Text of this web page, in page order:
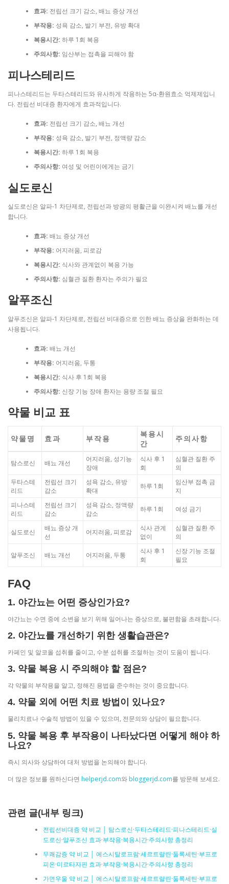
효과: 전립선 크기 감소, 배뇨 증상 개선
부작용: 성욕 감소, 발기 부전, 유방 확대
복용시간: 하루 1회 복용
주의사항: 임산부는 접촉을 피해야 함
피나스테리드
피나스테리드는 두타스테리드와 유사하게 작용하는 5α-환원효소 억제제입니
다. 전립선 비대증 환자에게 효과적입니다.
효과: 전립선 크기 감소, 배뇨 개선
부작용: 성욕 감소, 발기 부전, 정액량 감소
복용시간: 하루 1회 복용
주의사항: 여성 및 어린이에게는 금기
실도로신
실도로신은 알파-1 차단제로, 전립선과 방광의 평활근을 이완시켜 배뇨를 개선
합니다.
효과: 배뇨 증상 개선
부작용: 어지러움, 피로감
복용시간: 식사와 관계없이 복용 가능
주의사항: 심혈관 질환 환자는 주의가 필요
알푸조신
알푸조신은 알파-1 차단제로, 전립선 비대증으로 인한 배뇨 증상을 완화하는 데
사용됩니다.
효과: 배뇨 개선
부작용: 어지러움, 두통
복용시간: 식사 후 1회 복용
주의사항: 신장 기능 장애 환자는 용량 조절 필요
약물 비교 표
약물명 효과 부작용
복용시
간
주의사항
탐스로신 배뇨 개선
어지러움, 성기능
장애
식사 후 1
회
심혈관 질환 주
의
두타스테
리드
전립선 크기
감소
성욕 감소, 유방
확대
하루 1회
임산부 접촉 금
지
피나스테
리드
전립선 크기
감소
성욕 감소, 정액량
감소
하루 1회 여성 금기
실도로신
배뇨 증상 개
선
어지러움, 피로감
식사 관계
없이
심혈관 질환 주
의
알푸조신 배뇨 개선 어지러움, 두통
식사 후 1
회
신장 기능 조절
필요
FAQ
1. 야간뇨는 어떤 증상인가요?
야간뇨는 수면 중에 소변을 보기 위해 일어나는 증상으로, 불편함을 초래합니다.
2. 야간뇨를 개선하기 위한 생활습관은?
카페인 및 알코올 섭취를 줄이고, 수분 섭취를 조절하는 것이 도움이 됩니다.
3. 약물 복용 시 주의해야 할 점은?
각 약물의 부작용을 알고, 정해진 용법을 준수하는 것이 중요합니다.
4. 약물 외에 어떤 치료 방법이 있나요?
물리치료나 수술적 방법이 있을 수 있으며, 전문의와 상담이 필요합니다.
5. 약물 복용 후 부작용이 나타났다면 어떻게 해야 하
나요?
즉시 의사와 상담하여 대처 방법을 논의해야 합니다.
더 많은 정보를 원하신다면 helperjd.com와bloggerjd.com를 방문해 보세요.
관련 글(내부 링크)
전립선비대증 약 비교 │ 탐스로신·두타스테리드·피나스테리드·실
도로신·알푸조신 효과·부작용·복용시간·주의사항 총정리
무쾌감증 약 비교 │ 에스시탈로프람·세르트랄린·둘록세틴·부프로
피온·미르타자핀 효과·부작용·복용시간·주의사항 총정리
가면우울 약 비교 │ 에스시탈로프람·세르트랄린·둘록세틴·부프로